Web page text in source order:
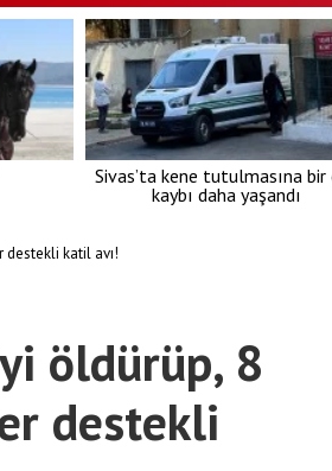
Sivas’ta kene tutulmasına bir
kaybı daha yaşandı
destekli katil avı!
öldürüp, 8
destekli